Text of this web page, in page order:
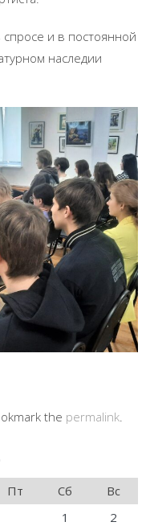
и в постоянной
наследии
the permalink.
Пт Сб
Вс
1
2